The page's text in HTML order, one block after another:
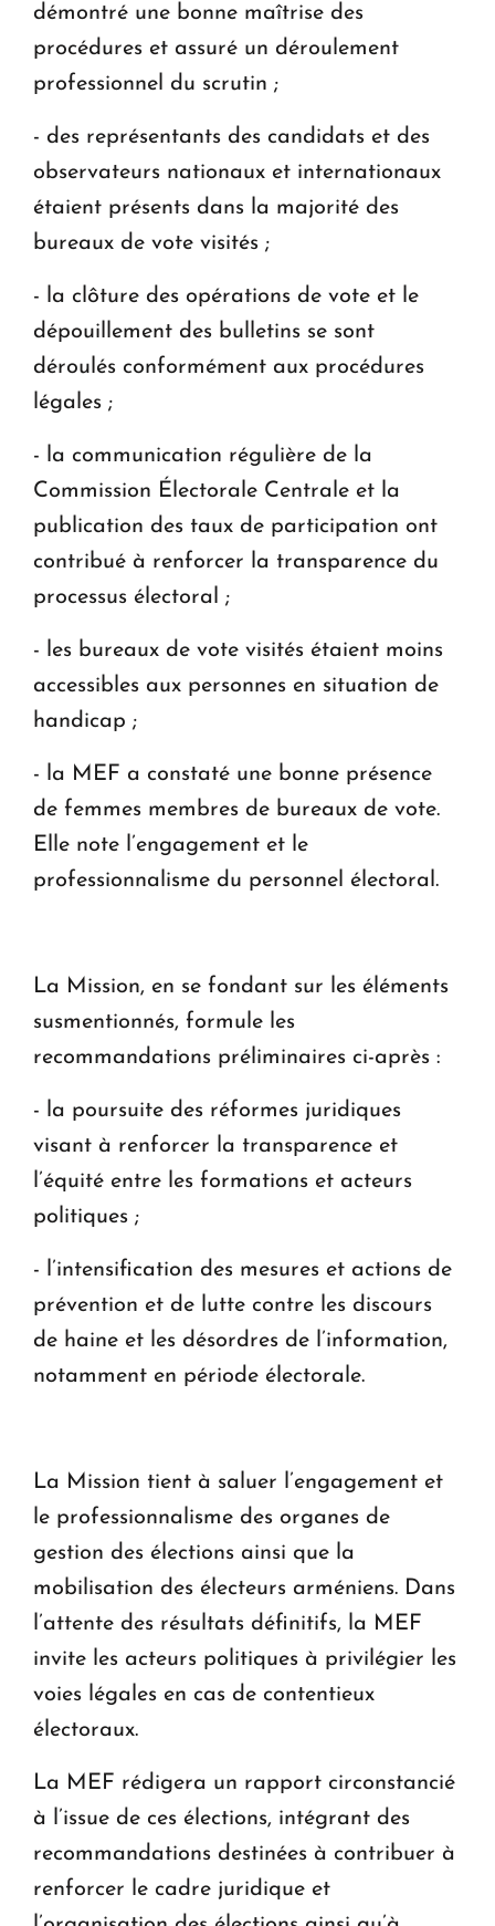
démontré une bonne maîtrise des
procédures et assuré un déroulement
professionnel du scrutin ;
- des représentants des candidats et des
observateurs nationaux et internationaux
étaient présents dans la majorité des
bureaux de vote visités ;
- la clôture des opérations de vote et le
dépouillement des bulletins se sont
déroulés conformément aux procédures
légales ;
- la communication régulière de la
Commission Électorale Centrale et la
publication des taux de participation ont
contribué à renforcer la transparence du
processus électoral ;
- les bureaux de vote visités étaient moins
accessibles aux personnes en situation de
handicap ;
- la MEF a constaté une bonne présence
de femmes membres de bureaux de vote.
Elle note l’engagement et le
professionnalisme du personnel électoral.
La Mission, en se fondant sur les éléments
susmentionnés, formule les
recommandations préliminaires ci-après :
- la poursuite des réformes juridiques
visant à renforcer la transparence et
l’équité entre les formations et acteurs
politiques ;
- l’intensification des mesures et actions de
prévention et de lutte contre les discours
de haine et les désordres de l’information,
notamment en période électorale.
La Mission tient à saluer l’engagement et
le professionnalisme des organes de
gestion des élections ainsi que la
mobilisation des électeurs arméniens. Dans
l’attente des résultats définitifs, la MEF
invite les acteurs politiques à privilégier les
voies légales en cas de contentieux
électoraux.
La MEF rédigera un rapport circonstancié
à l’issue de ces élections, intégrant des
recommandations destinées à contribuer à
renforcer le cadre juridique et